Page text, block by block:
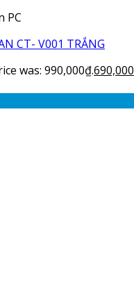
PC
CT- V001 TRẮNG
was: 990,000₫.690,000